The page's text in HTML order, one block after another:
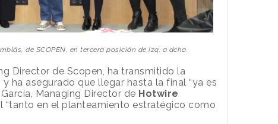
de SCOPEN, en tercera posición de izq. a dcha.
Director de Scopen, ha transmitido la
ha asegurado que llegar hasta la final “ya es
Managing Director de Hotwire
“tanto en el planteamiento estratégico como